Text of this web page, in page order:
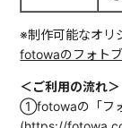
※制作可能なオリ
fotowaのフォト
＜ご利用の流れ＞
①fotowaの「フォ